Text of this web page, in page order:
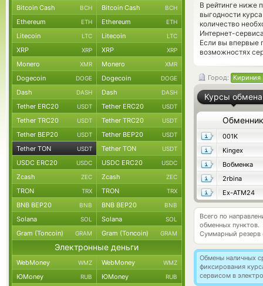
В рейтинге ниже
выгодности
количество
Интернет-
Если вы впервые
возможностях
Город: Кириния
Курсы обмена
Обменник
001K
Kingex
Вобменка
2rbina
Ex-ATM24
Всего по
обменных пунктов.
Суммарный резерв
Обмены наличных
фиксирования
сервисом в
Bitcoin Cash BCH Bitcoin Cash BCH
Ethereum ETH Ethereum ETH
Litecoin LTC Litecoin LTC
XRP XRP XRP XRP
Monero XMR Monero XMR
Dogecoin DOGE Dogecoin DOGE
Dash DASH Dash DASH
Tether ERC20 USDT Tether ERC20 USDT
Tether TRC20 USDT Tether TRC20 USDT
Tether BEP20 USDT Tether BEP20 USDT
Tether TON USDT Tether TON USDT
USDC ERC20 USDC USDC ERC20 USDC
Zcash ZEC Zcash ZEC
TRON TRX TRON TRX
BNB BEP20 BNB BNB BEP20 BNB
Solana SOL Solana SOL
Gram (Toncoin) GRAM Gram (Toncoin) GRAM
Электронные деньги
WebMoney WMZ WebMoney WMZ
ЮMoney RUB ЮMoney RUB